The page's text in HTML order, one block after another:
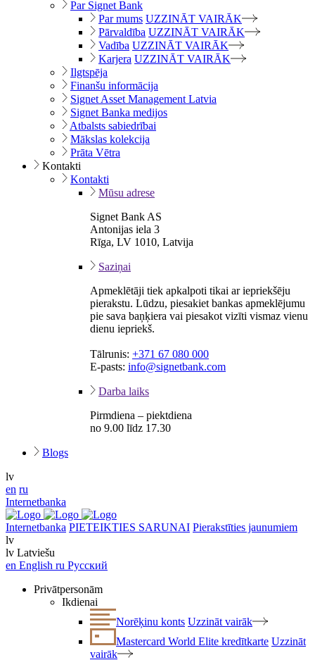
Par Signet Bank
Par mums UZZINĀT VAIRĀK
Pārvaldība UZZINĀT VAIRĀK
Vadība UZZINĀT VAIRĀK
Karjera UZZINĀT VAIRĀK
Ilgtspēja
Finanšu informācija
Signet Asset Management Latvia
Signet Banka medijos
Atbalsts sabiedrībai
Mākslas kolekcija
Prāta Vētra
Kontakti
Kontakti
Mūsu adrese
Signet Bank AS
Antonijas iela 3
Rīga, LV 1010, Latvija
Saziņai
Apmeklētāji tiek apkalpoti tikai ar iepriekšēju
pierakstu. Lūdzu, piesakiet bankas apmeklējumu
pie sava baņķiera vai piesakot vizīti vismaz vienu
dienu iepriekš.
Tālrunis: +371 67 080 000
E-pasts: info@signetbank.com
Darba laiks
Pirmdiena – piektdiena
no 9.00 līdz 17.30
Blogs
lv
en ru
Internetbanka
Internetbanka PIETEIKTIES SARUNAI Pierakstīties jaunumiem
lv
lv Latviešu
en English ru Русский
Privātpersonām
Ikdienai
Norēķinu konts Uzzināt vairāk
Mastercard World Elite kredītkarte Uzzināt
vairāk